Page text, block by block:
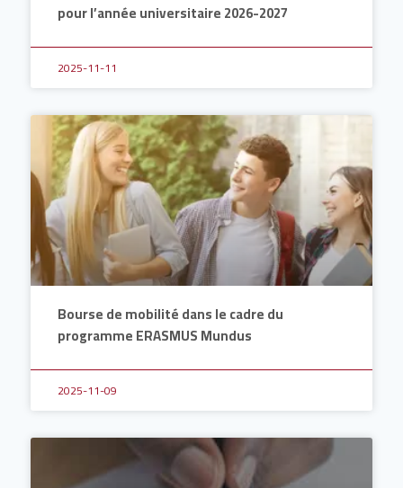
pour l’année universitaire 2026-2027
2025-11-11
Bourse de mobilité dans le cadre du
programme ERASMUS Mundus
2025-11-09